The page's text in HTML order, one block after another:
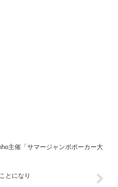
主催「サマージャンボポーカー大
とになり